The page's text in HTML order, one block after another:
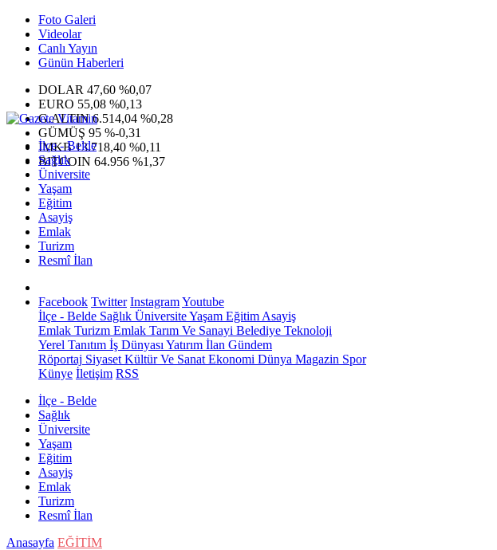
Foto Galeri
Videolar
Canlı Yayın
Günün Haberleri
DOLAR 47,60 %0,07
EURO 55,08 %0,13
G.ALTIN6.514,04 %0,28
GÜMÜŞ 95 %-0,31
IMKB13.718,40 %0,11
BITCOIN 64.956 %1,37
İlçe - Belde
Sağlık
Üniversite
Yaşam
Eğitim
Asayiş
Emlak
Turizm
Resmî İlan
Facebook Twitter InstagramYoutube
İlçe - Belde Sağlık ÜniversiteYaşam Eğitim Asayiş
Emlak Turizm Emlak Tarım Ve Sanayi Belediye Teknoloji
Yerel Tanıtım İş Dünyası Yatırım İlan Gündem
Röportaj Siyaset Kültür Ve Sanat Ekonomi Dünya Magazin Spor
Künye İletişim RSS
İlçe - Belde
Sağlık
Üniversite
Yaşam
Eğitim
Asayiş
Emlak
Turizm
Resmî İlan
Anasayfa EĞİTİM